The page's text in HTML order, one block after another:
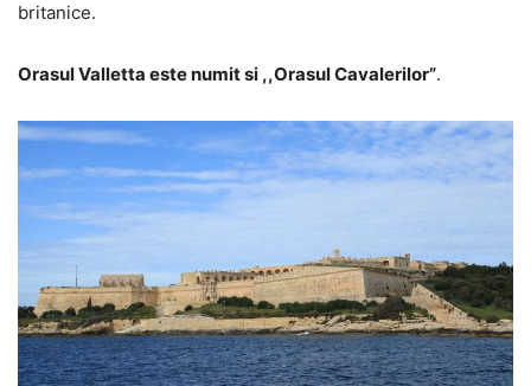
britanice.
Orasul Valletta este numit si ,,Orasul Cavalerilor”.